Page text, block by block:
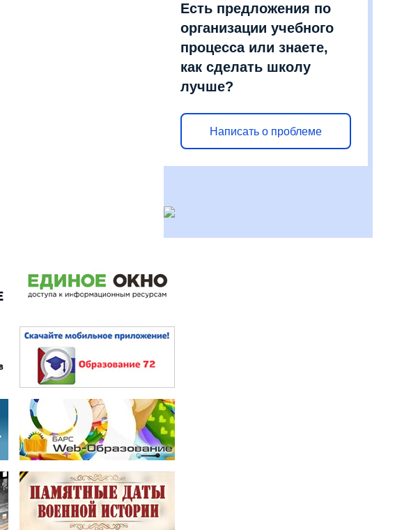
Есть предложения по
организации учебного
процесса или знаете,
как сделать школу
лучше?
Написать о проблеме